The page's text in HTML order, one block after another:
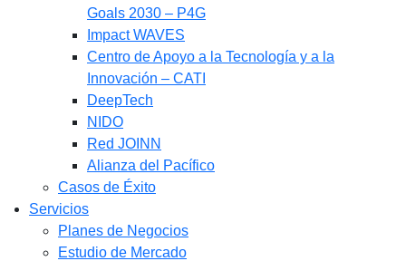
Goals 2030 – P4G
Impact WAVES
Centro de Apoyo a la Tecnología y a la
Innovación – CATI
DeepTech
NIDO
Red JOINN
Alianza del Pacífico
Casos de Éxito
Servicios
Planes de Negocios
Estudio de Mercado​